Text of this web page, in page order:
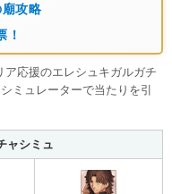
攻略
！
ア応援のエレシュキガルガチ
ミュレーターで当たりを引
ャシミュ